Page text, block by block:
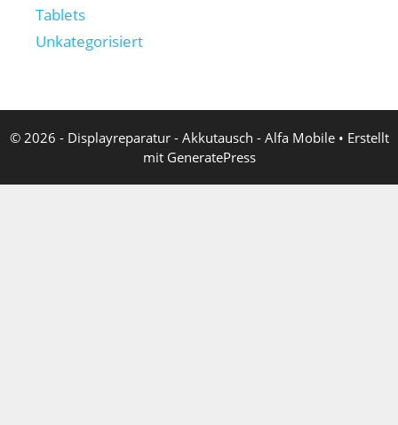
Tablets
Unkategorisiert
© 2026 - Displayreparatur - Akkutausch - Alfa Mobile• Erstellt
mit GeneratePress